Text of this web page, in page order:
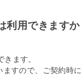
利用できますか
ます。
ますので、ご契約時